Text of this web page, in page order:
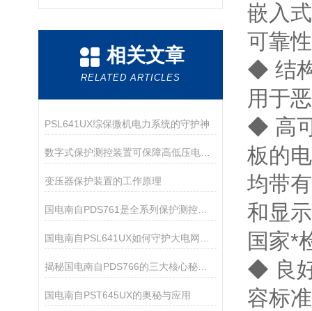
相关文章
RELATED ARTICLES
PSL641UX综保微机电力系统的守护神
数字式保护测控装置可保障高低压电网及厂用系统的安全稳定运行
变压器保护装置的工作原理
国电南自PDS761是全系列保护测控装置
揭秘国电南自PDS766的三大核心秘密！
国电南自PST645UX的奥秘与应用
嵌入
可靠
◆ 结
用于
◆ 高
板的
均带
和显
国家*
◆ 良
容标